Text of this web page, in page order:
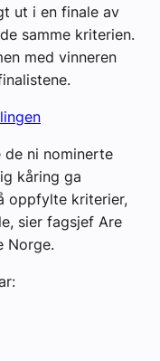
ut i en finale av
samme kriterien.
med vinneren
ni nominerte
kåring ga
oppfylte kriterier,
sier fagsjef Are
Norge.